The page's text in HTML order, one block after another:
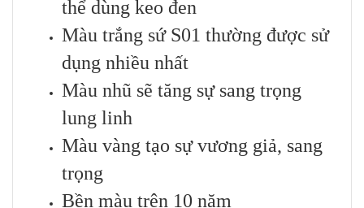
thể dùng keo đen
Màu trắng sứ S01 thường được sử
dụng nhiều nhất
Màu nhũ sẽ tăng sự sang trọng
lung linh
Màu vàng tạo sự vương giả, sang
trọng
Bền màu trên 10 năm